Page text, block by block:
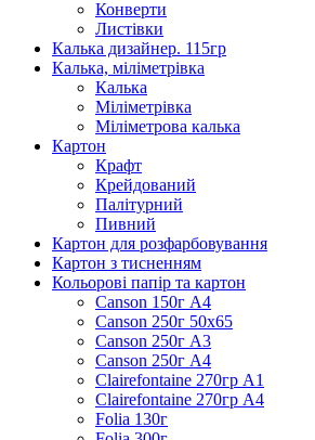
Конверти
Листівки
Калька дизайнер. 115гр
Калька, міліметрівка
Калька
Міліметрівка
Міліметрова калька
Картон
Крафт
Крейдований
Палітурний
Пивний
Картон для розфарбовування
Картон з тисненням
Кольорові папір та картон
Canson 150г А4
Canson 250г 50х65
Canson 250г А3
Canson 250г А4
Clairefontaine 270гр А1
Clairefontaine 270гр А4
Folia 130г